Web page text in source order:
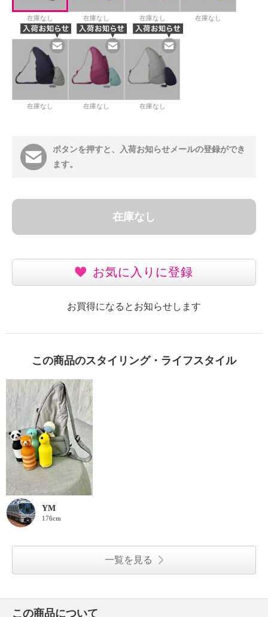
在庫なし 在庫なし 在庫なし 在庫なし
在庫なし 在庫なし 在庫なし
ボタンを押すと、入荷お知らせメールの登録ができ
ます。
在庫なし
お気に入りに登録
お買得になるとお知らせします
この商品のスタイリング・ライフスタイル
YM
176cm
一覧を見る
この商品について